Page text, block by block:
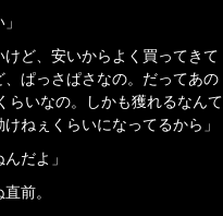
ど、安いからよく買ってきて
ぱっさぱさなの。だってあの
らいなの。しかも獲れるなんて
ねぇくらいになってるから」
だよ」
前。